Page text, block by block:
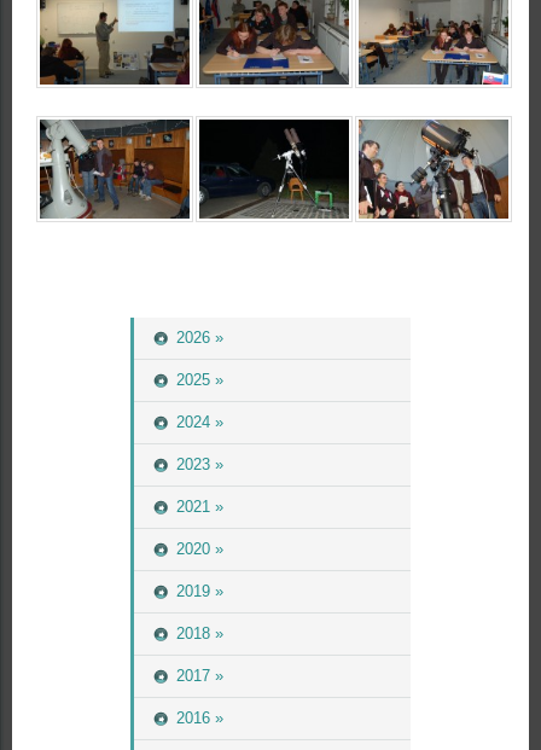
2026 »
2025 »
2024 »
2023 »
2021 »
2020 »
2019 »
2018 »
2017 »
2016 »